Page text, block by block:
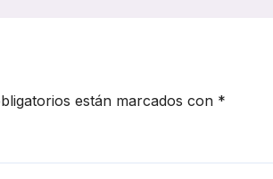
están marcados con *